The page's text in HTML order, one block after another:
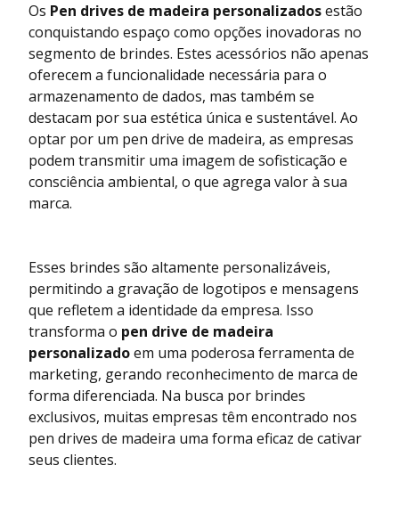
Os Pen drives de madeira personalizadosestão
conquistando espaço como opções inovadoras no
segmento de brindes. Estes acessórios não apenas
oferecem a funcionalidade necessária para o
armazenamento de dados, mas também se
destacam por sua estética única e sustentável. Ao
optar por um pen drive de madeira, as empresas
podem transmitir uma imagem de sofisticação e
consciência ambiental, o que agrega valor à sua
marca.
Esses brindes são altamente personalizáveis,
permitindo a gravação de logotipos e mensagens
que refletem a identidade da empresa. Isso
transforma o pen drive de madeira
personalizadoem uma poderosa ferramenta de
marketing, gerando reconhecimento de marca de
forma diferenciada. Na busca por brindes
exclusivos, muitas empresas têm encontrado nos
pen drives de madeira uma forma eficaz de cativar
seus clientes.